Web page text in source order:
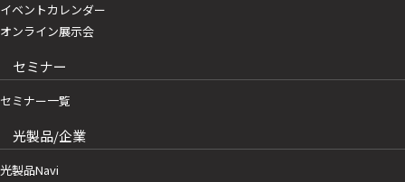
イベントカレンダー
オンライン展示会
セミナー
セミナー一覧
光製品/企業
光製品Navi